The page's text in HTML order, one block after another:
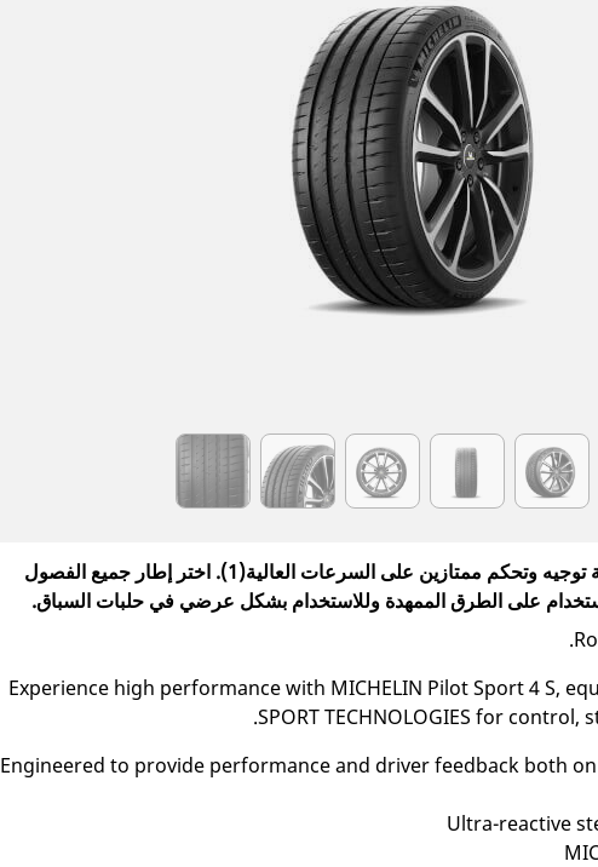
اختر إطارًا يتميز بثبات مذهل ودقة توجيه وتحكم ممتازين على السرعات العالية(1). اختر إطار جميع الفصول
Experience high performance with MICHELIN Pilot Sport 4 S,
SPORT TECHNOLOGIES for
Engineered to provide performance and driver feedback both
Ultra-reactive